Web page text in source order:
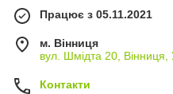
Працює з 05.11.2021
м. Вінниця
вул. Шмідта 20, Вінниця,
Контакти